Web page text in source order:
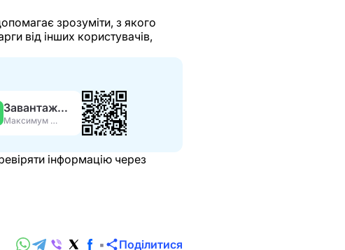
зрозуміти, з якого
від інших користувачів,
Завантажити APK
Максимум функцій
інформацію через
Поділитися